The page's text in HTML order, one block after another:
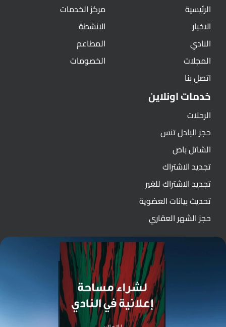
الرئيسية
الاخبار
النادي
المجلات
اتصل بنا
مركز الخدمات
الانشطة
المطاعم
الخصومات
خدمات اونلاين
الرحلات
حجز البادل تنس
الشاتل باص
تجديد الاشتراك
تجديد الاشتراك للغير
تحديث بيانات العضوية
حجز الشهر العقاري